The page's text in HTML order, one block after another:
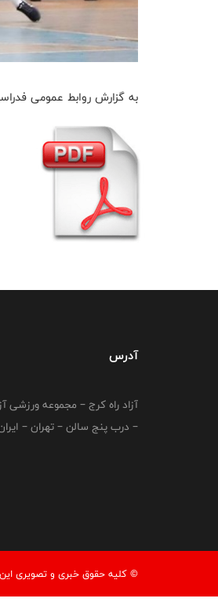
به گزارش روابط عمومی
آدرس
آزاد راه کرج – مجموعه ورزشی
– درب پنج سالن – تهران –
© کليه حقوق خبری و تصويری اين